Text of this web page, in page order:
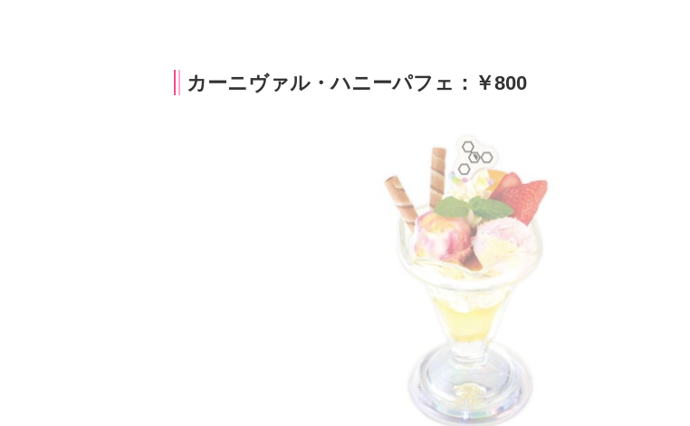
Theater・Eden ～インタールード・サンドウィッチ～：